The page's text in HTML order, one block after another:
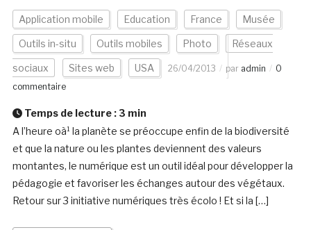
Application mobile Education France Musée
Outils in-situ Outils mobiles Photo Réseaux
sociaux Sites web USA 26/04/2013 par admin
0
commentaire
Temps de lecture : 3 min
A l’heure oà¹ la planète se préoccupe enfin de la biodiversité
et que la nature ou les plantes deviennent des valeurs
montantes, le numérique est un outil idéal pour développer la
pédagogie et favoriser les échanges autour des végétaux.
Retour sur 3 initiative numériques très écolo ! Et si la […]